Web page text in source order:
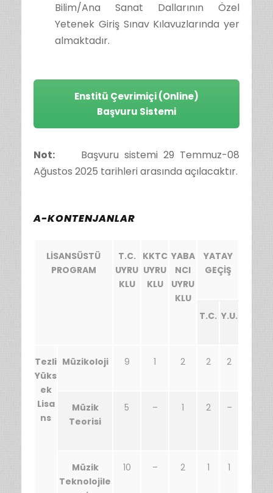
Bilim/Ana Sanat Dallarının Özel
Yetenek Giriş Sınav Kılavuzlarında yer
almaktadır.
Enstitü Çevrimiçi (Online)
Başvuru Sistemi
Not:
Başvuru sistemi 29 Temmuz-08
Ağustos 2025 tarihleri arasında açılacaktır.
A-KONTENJANLAR
LİSANSÜSTÜ
PROGRAM
T.C.
UYRU
KLU
KKTC
UYRU
KLU
YABA
NCI
UYRU
KLU
YATAY
GEÇİŞ
T.C. Y.U.
Tezli
Yüks
ek
Lisa
ns
Müzikoloji 9 1 2 2 2
Müzik
Teorisi
5 – 1 2 –
Müzik
Teknolojile
10 – 2 1 1